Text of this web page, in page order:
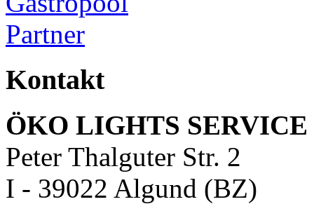
Kontakt
ÖKO LIGHTS
Peter Thalguter Str. 2
I - 39022 Algund (BZ)